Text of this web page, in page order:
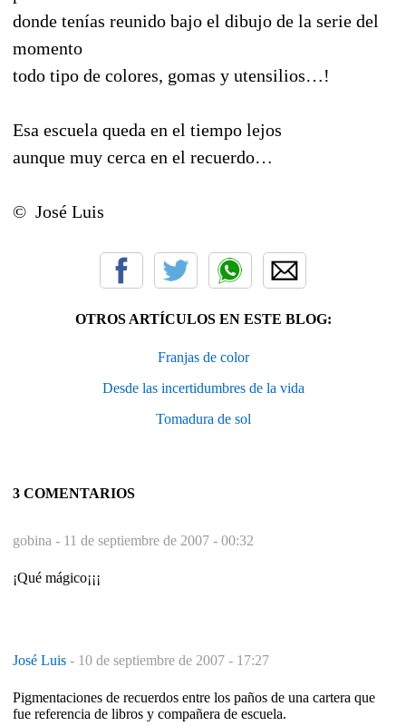
donde tenías reunido bajo el dibujo de la serie del
momento
todo tipo de colores, gomas y utensilios…!
Esa escuela queda en el tiempo lejos
aunque muy cerca en el recuerdo…
© José Luis
OTROS ARTÍCULOS EN ESTE BLOG:
Franjas de color
Desde las incertidumbres de la vida
Tomadura de sol
3 COMENTARIOS
gobina - 11 de septiembre de 2007 - 00:32
¡Qué mágico¡¡¡
José Luis - 10 de septiembre de 2007 - 17:27
Pigmentaciones de recuerdos entre los paños de una cartera que
fue referencia de libros y compañera de escuela.